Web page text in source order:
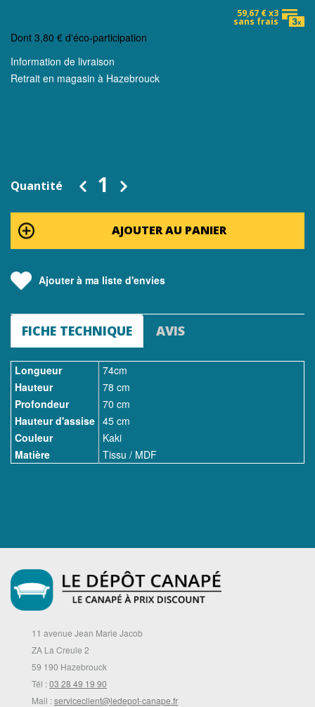
59,67 € x3
sans frais
Dont 3,80 € d'éco-participation
Information de livraison
Retrait en magasin à Hazebrouck
Quantité
AJOUTER AU PANIER
Ajouter à ma liste d'envies
FICHE TECHNIQUE AVIS
Longueur
74cm
Hauteur
78 cm
Profondeur
70 cm
Hauteur d'assise 45 cm
Couleur
Kaki
Matière
Tissu / MDF
11 avenue Jean Marie Jacob
ZA La Creule 2
59 190 Hazebrouck
Tél :03 28 49 19 90
Mail :serviceclient@ledepot-canape.fr